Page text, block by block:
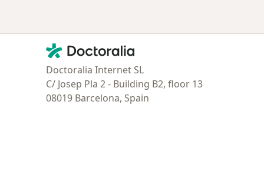
Contacto
Doctoralia - Página de inicio
Doctoralia Internet SL
C/ Josep Pla 2 - Building B2, floor 13
08019 Barcelona, Spain